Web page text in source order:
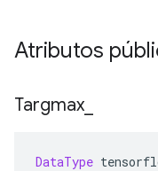
Atributos
Targmax
DataType